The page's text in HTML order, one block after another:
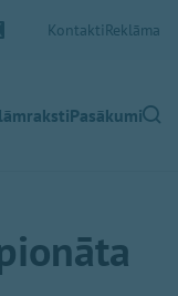
KontaktiReklāma
Pasākumi